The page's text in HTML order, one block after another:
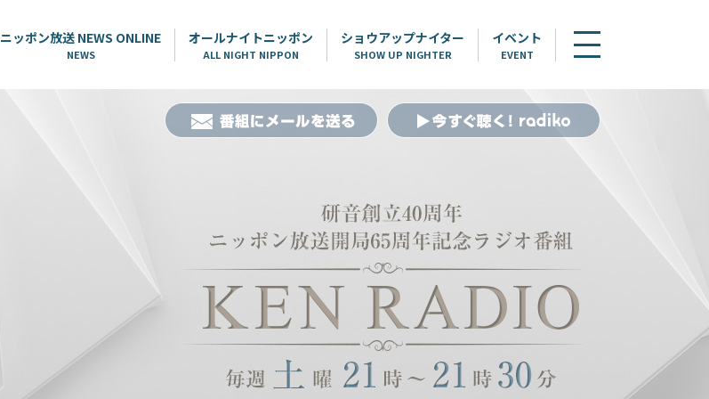
ニッポン放送 NEWS ONLINE
NEWS
オールナイトニッポン
ALL NIGHT NIPPON
ショウアップナイター
SHOW UP NIGHTER
イベント
EVENT